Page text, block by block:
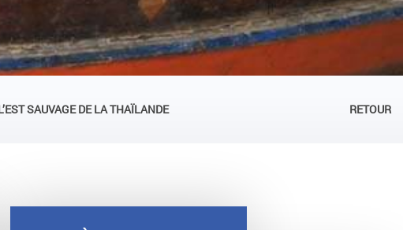
SAUVAGE DE LA THAÏLANDE RETOUR